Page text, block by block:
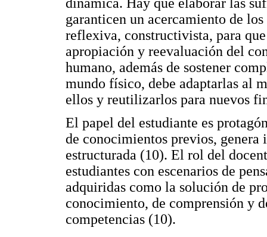
garanticen un acercamiento de
reflexiva, constructivista, para
apropiación y reevaluación del
humano, además de sostener
mundo físico, debe adaptarlas al
ellos y reutilizarlos para nuevos
El papel del estudiante es
de conocimientos previos, genera
estructurada (10). El rol del
estudiantes con escenarios de
adquiridas como la solución de
conocimiento, de comprensión y
competencias (10).